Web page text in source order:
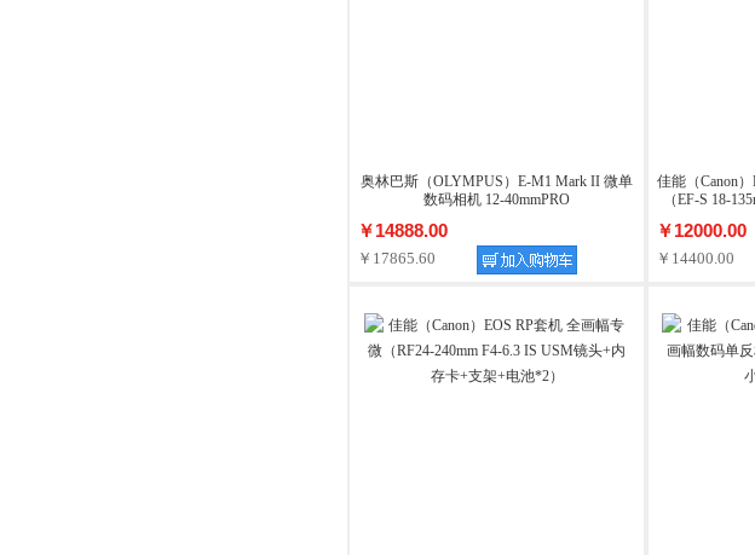
奥林巴斯（OLYMPUS）E-M1 Mark II 微单
数码相机 12-40mmPRO
￥14888.00
￥17865.60
佳能（Canon
（EF-S 18-
￥12000.00
￥14400.00